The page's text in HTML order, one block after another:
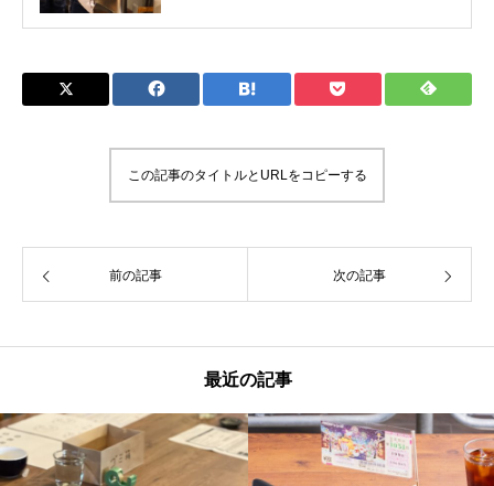
この記事のタイトルとURLをコピーする
前の記事 次の記事
最近の記事